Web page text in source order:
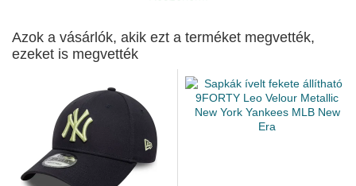
Azok a vásárlók, akik ezt a terméket megvették,
ezeket is megvették